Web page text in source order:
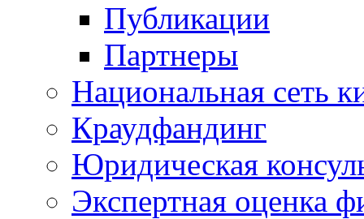
Публикации
Партнеры
Национальная сеть
Краудфандинг
Юридическая
Экспертная оценка